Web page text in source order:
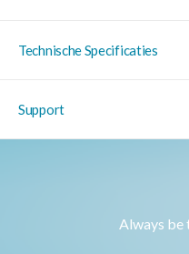
Technische Specificaties
Support
Always be